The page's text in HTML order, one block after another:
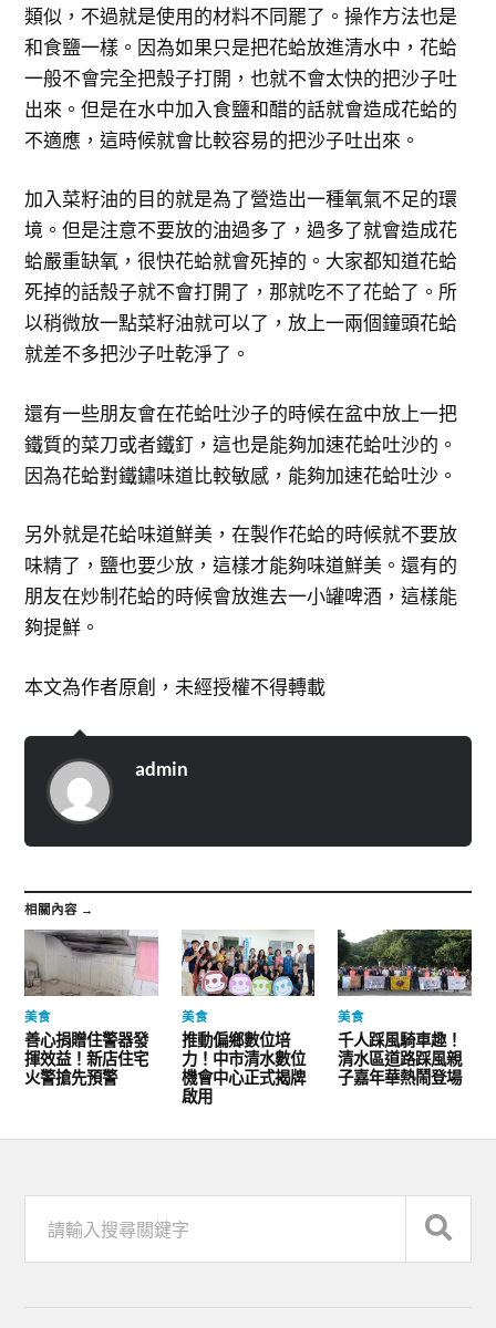
類似，不過就是使用的材料不同罷了。操作方法也是
和食鹽一樣。因為如果只是把花蛤放進清水中，花蛤
一般不會完全把殼子打開，也就不會太快的把沙子吐
出來。但是在水中加入食鹽和醋的話就會造成花蛤的
不適應，這時候就會比較容易的把沙子吐出來。
加入菜籽油的目的就是為了營造出一種氧氣不足的環
境。但是注意不要放的油過多了，過多了就會造成花
蛤嚴重缺氧，很快花蛤就會死掉的。大家都知道花蛤
死掉的話殼子就不會打開了，那就吃不了花蛤了。所
以稍微放一點菜籽油就可以了，放上一兩個鐘頭花蛤
就差不多把沙子吐乾淨了。
還有一些朋友會在花蛤吐沙子的時候在盆中放上一把
鐵質的菜刀或者鐵釘，這也是能夠加速花蛤吐沙的。
因為花蛤對鐵鏽味道比較敏感，能夠加速花蛤吐沙。
另外就是花蛤味道鮮美，在製作花蛤的時候就不要放
味精了，鹽也要少放，這樣才能夠味道鮮美。還有的
朋友在炒制花蛤的時候會放進去一小罐啤酒，這樣能
夠提鮮。
本文為作者原創，未經授權不得轉載
admin
相關內容 →
美食
善心捐贈住警器發
揮效益！新店住宅
火警搶先預警
美食
推動偏鄉數位培
力！中市清水數位
機會中心正式揭牌
啟用
美食
千人踩風騎車趣！
清水區道路踩風親
子嘉年華熱鬧登場